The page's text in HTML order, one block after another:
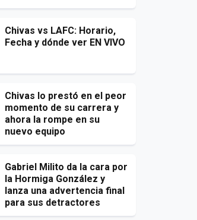
Chivas vs LAFC: Horario,
Fecha y dónde ver EN VIVO
Chivas lo prestó en el peor
momento de su carrera y
ahora la rompe en su
nuevo equipo
Gabriel Milito da la cara por
la Hormiga González y
lanza una advertencia final
para sus detractores